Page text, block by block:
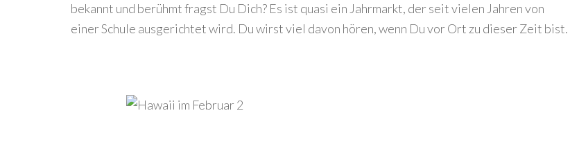
bekannt und berühmt fragst Du Dich? Es ist quasi ein Jahrmarkt, der seit vielen Jahren von
einer Schule ausgerichtet wird. Du wirst viel davon hören, wenn Du vor Ort zu dieser Zeit bist.